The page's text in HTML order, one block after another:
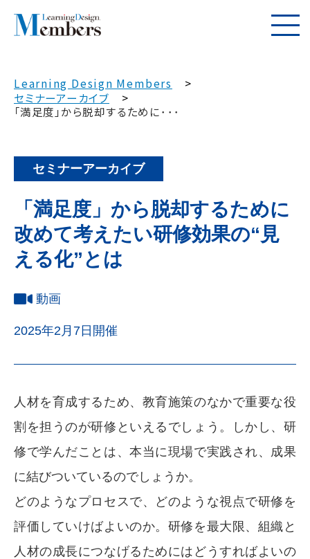
Learning Design Members
セミナーアーカイブ
「満足度」から脱却するために･･･
セミナーアーカイブ
「満足度」から脱却するために
改めて考えたい研修効果の“見
える化”とは
動画
2025年2月7日開催
人材を育成するため、教育施策のなかで重要な役
割を担うのが研修といえるでしょう。しかし、研
修で学んだことは、本当に現場で実践され、成果
に結びついているのでしょうか。
どのようなプロセスで、どのような視点で研修を
評価していけばよいのか。研修を最大限、組織と
人材の成長につなげるためにはどうすればよいの